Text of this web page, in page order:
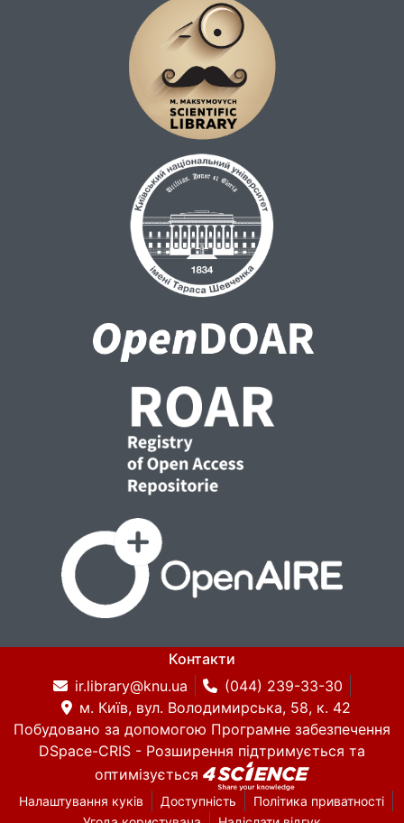
Контакти
ir.library@knu.ua
(044) 239-33-30
м. Київ, вул. Володимирська, 58, к. 42
Побудовано за допомогою Програмне забезпечення
DSpace-CRIS - Розширення підтримується та
оптимізується
Налаштування куків Доступність
Політика приватності